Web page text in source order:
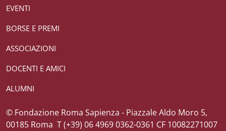
EVENTI
BORSE E PREMI
ASSOCIAZIONI
DOCENTI E AMICI
ALUMNI
Credits
© Fondazione Roma Sapienza - Piazzale Aldo Moro 5,
00185 Roma T (+39) 06 4969 0362-0361 CF 10082271007